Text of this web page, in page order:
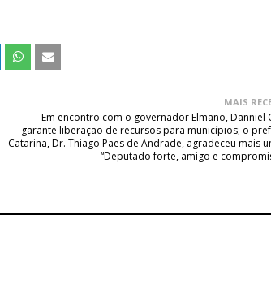
MAIS
Em encontro com o governador Elmano, Danniel
garante liberação de recursos para municípios; o
Catarina, Dr. Thiago Paes de Andrade, agradeceu mais
“Deputado forte, amigo e